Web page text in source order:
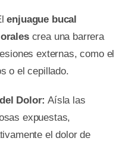
enjuague bucal
crea una barrera
externas, como el
o el cepillado.
Dolor: Aísla las
expuestas,
el dolor de